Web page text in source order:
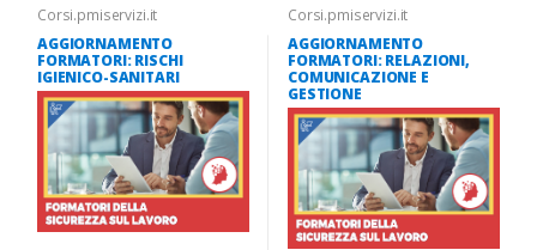
Corsi.pmiservizi.it
AGGIORNAMENTO
FORMATORI: RISCHI
IGIENICO-SANITARI
Corsi.pmiservizi.it
AGGIORNAMENTO
FORMATORI: RELAZIONI,
COMUNICAZIONE E
GESTIONE